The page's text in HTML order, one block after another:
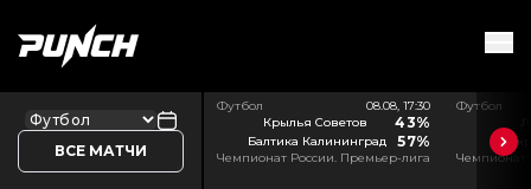
ВСЕ МАТЧИ
Футбол
08.08, 17:30
Крылья Советов
43%
Балтика Калининград 57%
Чемпионат России. Премьер-лига
Футбол
Чемпионат